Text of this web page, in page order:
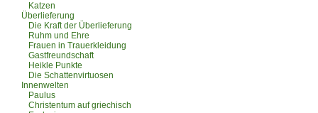
Katzen
Überlieferung
Die Kraft der Überlieferung
Ruhm und Ehre
Frauen in Trauerkleidung
Gastfreundschaft
Heikle Punkte
Die Schattenvirtuosen
Innenwelten
Paulus
Christentum auf griechisch